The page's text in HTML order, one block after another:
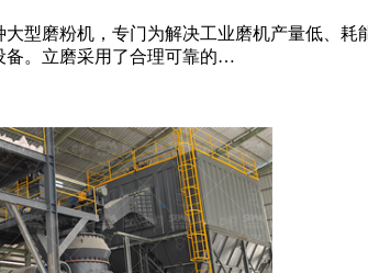
大型磨粉机，专门为解决工业磨机产量低、
备。立磨采用了合理可靠的…